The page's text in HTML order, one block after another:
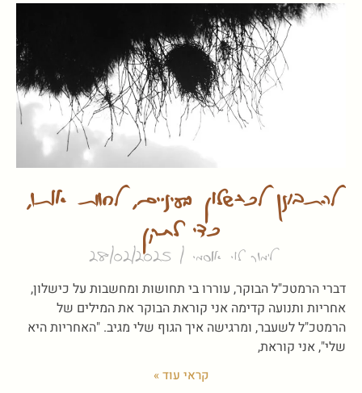
להתבונן לכישלון בעיניים, לחוות אותו,
כדי לתקן
לימור לוי אוסמי
דברי הרמטכ"ל הבוקר, עוררו בי תחושות ומחשבות על כישלון,
אחריות ותנועה קדימה אני קוראת הבוקר את המילים של
הרמטכ"ל לשעבר, ומרגישה איך הגוף שלי מגיב. "האחריות היא
שלי", אני קוראת,
קראי עוד »